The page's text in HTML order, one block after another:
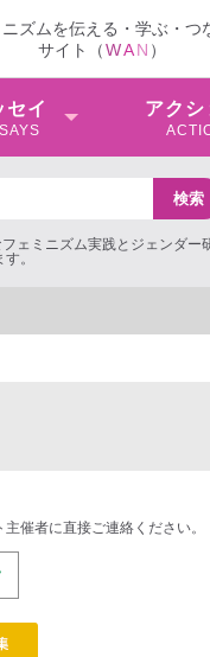
ズムを伝える・学ぶ・つ
サイト（WAN ）
セイ アクシ
ェミニズム実践とジェンダー
。
催者に直接ご連絡ください。